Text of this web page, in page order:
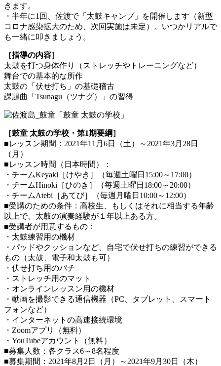
きます。
・半年に1回、佐渡で「太鼓キャンプ」を開催します（新型
コロナ感染拡大のため、次回実施は未定）。いつかリアルで
も一緒に叩きましょう。
［指導の内容］
太鼓を打つ身体作り（ストレッチやトレーニングなど）
舞台での基本的な所作
太鼓の「伏せ打ち」の基礎稽古
課題曲「Tsunagu（ツナグ）」の習得
［鼓童 太鼓の学校・第1期要綱］
■レッスン期間：2021年11月6日（土）～2021年3月28日
（月）
■レッスン時間（日本時間）：
・チームKeyaki［けやき］（毎週土曜日15:00～17:00）
・チームHinoki［ひのき］（毎週土曜日18:00～20:00）
・チームAtebi［あてび］（毎週月曜日10:00～12:00）
■受講のための条件：高校生、もしくはそれに相当する年齢
以上で、太鼓の演奏経験が１年以上ある方。
■受講者が用意するもの：
・太鼓練習用の機材
・パッドやクッションなど、自宅で伏せ打ちの練習ができる
もの（太鼓、電子和太鼓も可）
・伏せ打ち用のバチ
・ストレッチ用のマット
・オンラインレッスン用の機材
・動画を撮影できる通信機器（PC、タブレット、スマート
フォンなど）
・インターネットの高速接続環境
・Zoomアプリ（無料）
・YouTubeアカウント（無料）
■募集人数：各クラス6～8名程度
■募集期間：2021年8月2日（月）～2021年9月30日（木）